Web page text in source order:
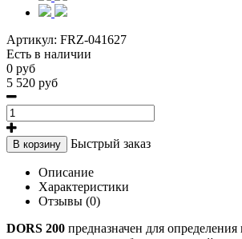
Артикул: FRZ-041627
Есть в наличии
0 руб
5 520 руб
В корзину Быстрый заказ
Описание
Характеристики
Отзывы (0)
DORS 200 предназначен для